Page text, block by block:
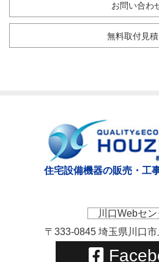
お問い合わ
無料取付見積
住宅設備機器の販売・工
川口Webセ
〒333-0845 埼玉県川口